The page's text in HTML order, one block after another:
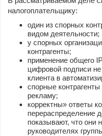
налогоплательщику:
один из спорных
видом деятельности;
у спорных
контрагенты;
применение общего
цифровой подписи
клиента в
спорные
рекламу;
корректны» ответы
перераспределение
показывают, что они
руководителях